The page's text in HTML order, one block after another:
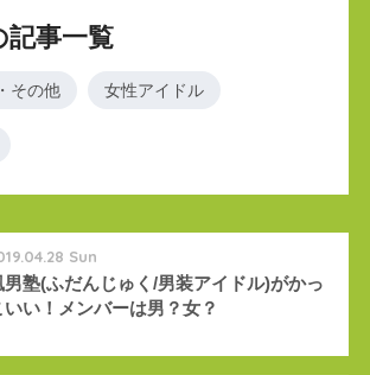
記事一覧
その他 女性アイドル
Sun
男塾(ふだんじゅく/男装アイドル)がかっ
いい！メンバーは男？女？